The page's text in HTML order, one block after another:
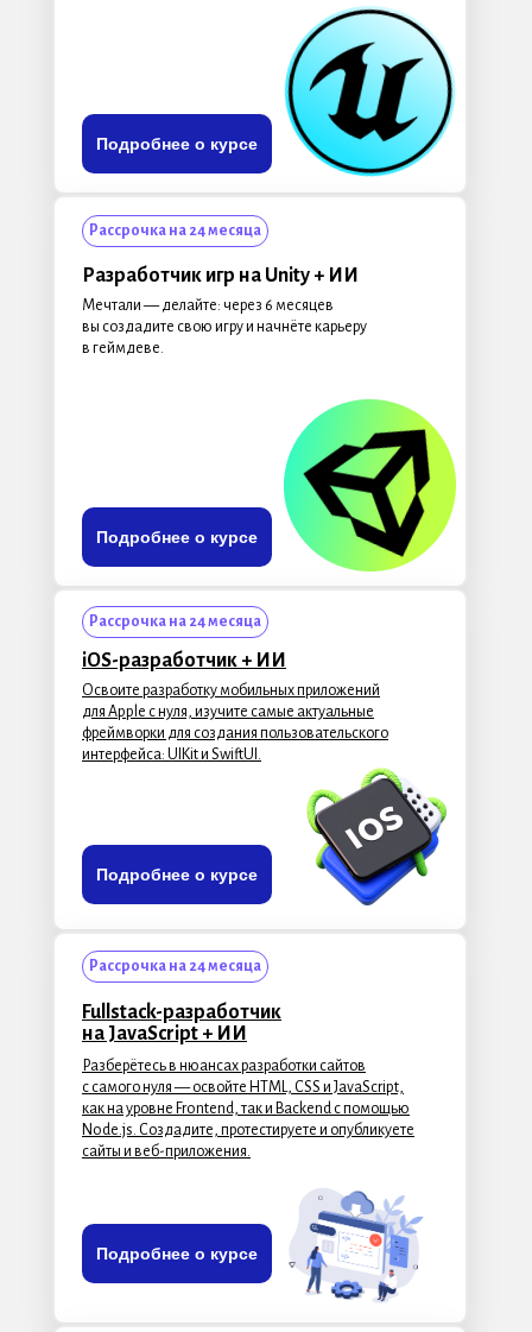
Подробнее о курсе
Разработчик игр на Unity + ИИ
Мечтали — делайте: через 6 месяцев
вы создадите свою игру и начнёте карьеру
в геймдеве.
Подробнее о курсе
Рассрочка на 24 месяца
iOS-разработчик + ИИ
Освоите разработку мобильных приложений
для Apple с нуля, изучите самые актуальные
фреймворки для создания пользовательского
интерфейса: UIKit и SwiftUI.
Подробнее о курсе
Рассрочка на 24 месяца
Fullstack-разработчик
на JavaScript + ИИ
Разберётесь в нюансах разработки сайтов
с самого нуля — освойте HTML, CSS и JavaScript,
как на уровне Frontend, так и Backend c помощью
Node.js. Создадите, протестируете и опубликуете
сайты и веб-приложения.
Подробнее о курсе
Рассрочка на 24 месяца